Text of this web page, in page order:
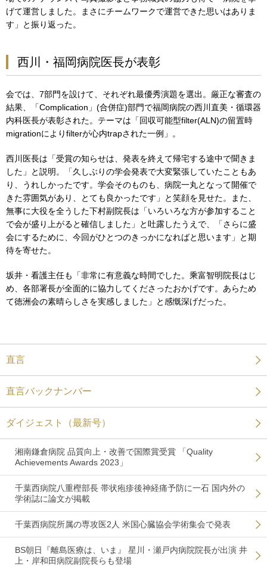
げて運営しました。まさにチームワークで運営できた思いはありま
す」と振り返った。
西川・福岡病院医長が表彰
会では、7部門を設けて、それぞれ最優秀演題を選出。厳正な審査の
結果、「Complication」(合併症)部門で福岡病院の西川直美・循環器
内科医長が表彰された。テーマは「回収可能型filter(ALN)の留置時
migrationによりfilterが心内trapされた一例」。
西川医長は「受賞の知らせは、発表を終えて帰宅する途中で聞きま
した」と説明。「久しぶりの学会発表で大変緊張していたこともあ
り、うれしかったです。学会そのものも、病院一丸となって開催で
きた雰囲気があり、とても良かったです」と笑顔を見せた。また、
無事に大役を全うした下村副院長は「いろいろな方が参加すること
で会が盛り上がると確信しました」と吐露したうえで、「さらに盛
会にするために、今回がひとつのきっかになればと思います」と期
待を寄せた。
坂井・看護主任も「非常に有意義な時間でした。乘富智明院長はじ
め、各部署長が全面的に協力してくださったおかげです。あらため
て徳洲会の素晴らしさを実感しました」と感慨深げだった。
直言
直言バックナンバー
ダイジェスト（最新号）
湘南鎌倉病院 品質向上・改善で国際賞受賞 「Quality
Achievements Awards 2023」
千葉西病院八重樫部長 帯状疱疹後神経痛予防に一石 国内外の
学術誌に論文が掲載
千葉西病院所属の専攻医2人 米国心臓協会学術集会で発表
BS朝日『離島医療は、いま』 星川・瀬戸内病院院長が出演 井
上・岸和田病院副院長らも登場